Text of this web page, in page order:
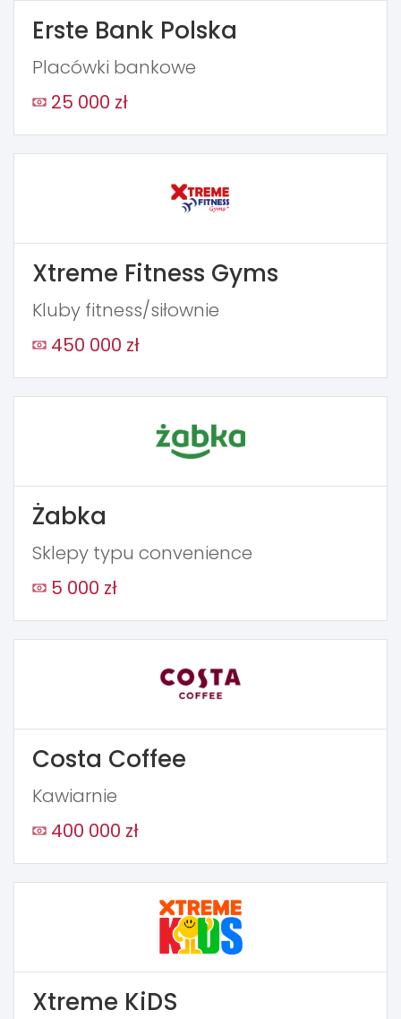
Erste Bank Polska
Placówki bankowe
25 000 zł
Xtreme Fitness Gyms
Kluby fitness/siłownie
450 000 zł
Żabka
Sklepy typu convenience
5 000 zł
Costa Coffee
Kawiarnie
400 000 zł
Xtreme KiDS